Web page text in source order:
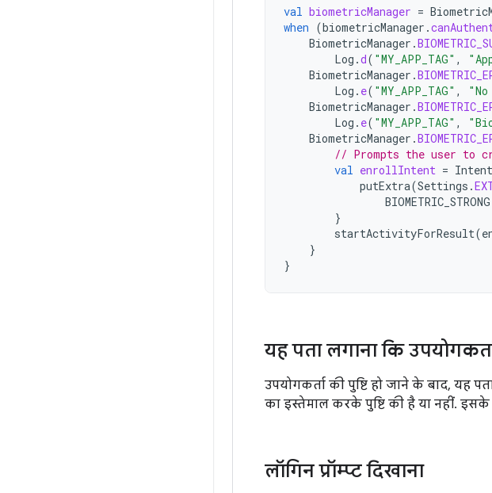
val biometricManager =
when (biometricManager .
BiometricManager .
Log .d( "MY_APP_TAG" ,
BiometricManager .
Log . e( "MY_APP_TAG" ,
BiometricManager .
Log . e( "MY_APP_TAG" ,
BiometricManager .
// Prompts the user to
val enrollIntent = Intent
putExtra(Settings .
BIOMETRIC_STRONG
}
startActivityForResult(
}
}
यह पता लगाना कि
उपयोगकर्ता की पुष्टि हो जाने के बाद, यह
का इस्तेमाल करके पुष्टि की है या नहीं. इसके
लॉगिन प्रॉम्प्ट दिखाना